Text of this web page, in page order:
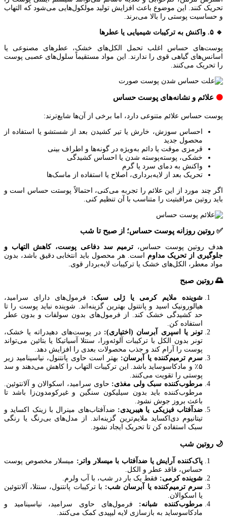
تحریک کنند. این موضوع باعث افزایش تولید مولکول‌هایی می‌شود که التهاب
و حساسیت پوستی را بالا می‌برند.
🔹 ۵. واکنش به ترکیبات شیمیایی یا عطرها
پوست‌های حساس اغلب تحمل الکل‌های خشک، عطرهای مصنوعی یا
اسانس‌های گیاهی قوی را ندارند. این مواد مستقیماً سلول‌های عصبی پوست
را تحریک می‌کنند.
🟠 علائم و نشانه‌های پوست حساس
پوست حساس علائم متنوعی دارد، اما برخی از آن‌ها شایع‌ترند:
احساس سوزش، خارش یا تیر کشیدن بعد از شستشو یا استفاده از
محصول جدید
قرمزی موقت یا دائم به‌ویژه در گونه‌ها و اطراف بینی
خشکی، پوسته‌پوسته شدن یا احساس کشیدگی
واکنش به دمای سرد یا گرم
تحریک بعد از لایه‌برداری، اصلاح یا استفاده از ماسک‌ها
اگر چند مورد از این علائم را تجربه می‌کنی، احتمالاً پوستت حساس است و
باید روتین مراقبتیت را متناسب با آن تنظیم کنی.
✅ روتین روزانه پوست حساس؛ از صبح تا شب
هدف روتین پوست حساس، ترمیم سد دفاعی پوست، کاهش التهاب و
جلوگیری از تحریک مداوم است. هر محصول باید انتخابی دقیق باشد، بدون
مواد معطر، الکل‌های خشک یا ترکیبات لایه‌بردار قوی.
🌅 روتین صبح
شوینده ملایم کرمی یا ژلی سبک: فرمول‌های دارای سرامید،
هیالورونیک اسید و پانتنول بهترین گزینه‌اند. شوینده نباید پوست را تا
حد کشیدگی خشک کند. از فرمول‌های بدون سولفات و بدون عطر
استفاده کن.
تونر یا اسپری آبرسان (اختیاری):در پوست‌های دهیدراته یا خشک،
تونر بدون الکل با ترکیبات آلوئه‌ورا، سنتلا آسیاتیکا یا بتائین می‌تواند
پوست را آرام کند و جذب محصولات بعدی را افزایش دهد.
سرم ترمیم‌کننده یا آبرسان: بهتر است حاوی پانتنول، نیاسینامید زیر
۵٪ و مادکاسوساید باشد. این ترکیبات التهاب را کاهش می‌دهند و سد
پوستی را تقویت می‌کنند.
مرطوب‌کننده سبک ولی مغذی: حاوی سرامید، اسکوالان و آلانتوئین.
مرطوب‌کننده باید بدون سیلیکون سنگین و غیرکومدون‌زا باشد تا
باعث بروز جوش نشود.
ضدآفتاب فیزیکی یا هیبریدی: ضدآفتاب‌های مینرال با زینک اکساید و
تیتانیوم دی‌اکساید ملایم‌ترین گزینه‌اند. از مدل‌های بی‌رنگ یا رنگی
سبک استفاده کن تا تحریک ایجاد نشود.
🌙 روتین شب
پاک‌کننده آرایش یا ضدآفتاب با میسلار واتر: میسلار مخصوص پوست
حساس، فاقد عطر و الکل.
شوینده کرمی: فقط یک بار در شب، با آب ولرم.
سرم ترمیم‌کننده یا آبرسان شب: با ترکیبات پانتنول، سنتلا، آلانتوئین
یا اسکوالان.
مرطوب‌کننده شبانه: فرمول‌های حاوی سرامید، نیاسینامید و
مادکاسوساید به بازسازی لایه لیپیدی کمک می‌کنند.